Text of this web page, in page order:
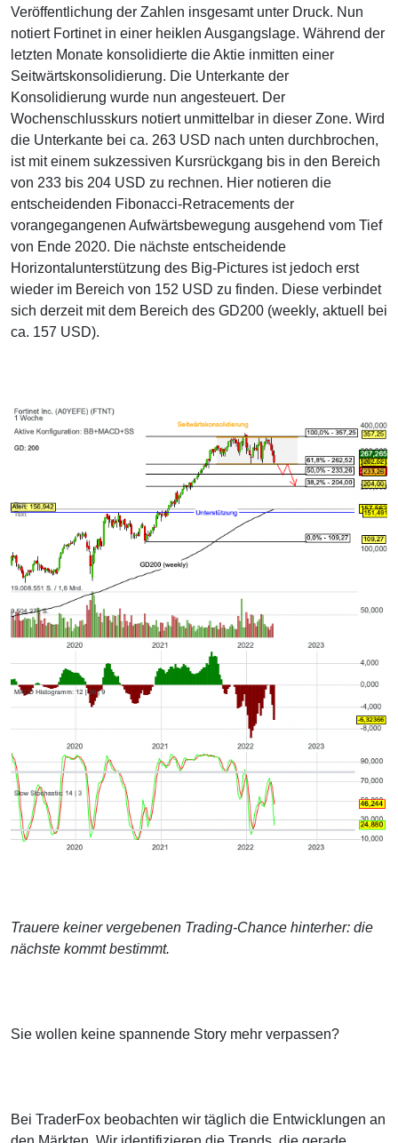
Veröffentlichung der Zahlen insgesamt unter Druck. Nun
notiert Fortinet in einer heiklen Ausgangslage. Während der
letzten Monate konsolidierte die Aktie inmitten einer
Seitwärtskonsolidierung. Die Unterkante der
Konsolidierung wurde nun angesteuert. Der
Wochenschlusskurs notiert unmittelbar in dieser Zone. Wird
die Unterkante bei ca. 263 USD nach unten durchbrochen,
ist mit einem sukzessiven Kursrückgang bis in den Bereich
von 233 bis 204 USD zu rechnen. Hier notieren die
entscheidenden Fibonacci-Retracements der
vorangegangenen Aufwärtsbewegung ausgehend vom Tief
von Ende 2020. Die nächste entscheidende
Horizontalunterstützung des Big-Pictures ist jedoch erst
wieder im Bereich von 152 USD zu finden. Diese verbindet
sich derzeit mit dem Bereich des GD200 (weekly, aktuell bei
ca. 157 USD).
Trauere keiner vergebenen Trading-Chance hinterher: die
nächste kommt bestimmt.
Sie wollen keine spannende Story mehr verpassen?
Bei TraderFox beobachten wir täglich die Entwicklungen an